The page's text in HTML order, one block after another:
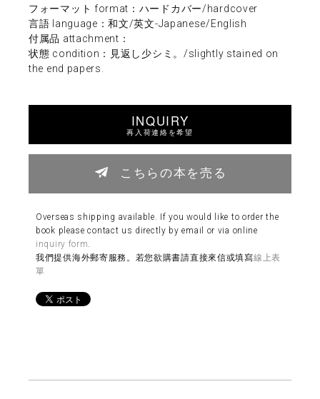
フォーマット format：ハードカバー/hardcover
言語 language：和文/英文-Japanese/English
付属品 attachment：
状態 condition：見返し少シミ。/slightly stained on
the end papers.
INQUIRY
再入荷連絡を希望
こちらの本を売る
Overseas shipping available. If you would like to order the
book please contact us directly by email or via online
inquiry form
我們提供海外郵寄服務。若您欲購書請直接來信或填寫線上表
單